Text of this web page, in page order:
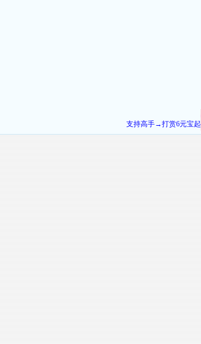
支持高手→打赏6元宝起